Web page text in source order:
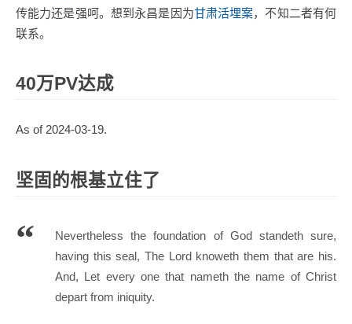
传能力还是强呵。想到永昌是因为甘肃活埋案，不知二者有何
联系。
40万PV达成
As of 2024-03-19.
坚固的根基立住了
Nevertheless the foundation of God standeth sure,
having this seal, The Lord knoweth them that are his.
And, Let every one that nameth the name of Christ
depart from iniquity.